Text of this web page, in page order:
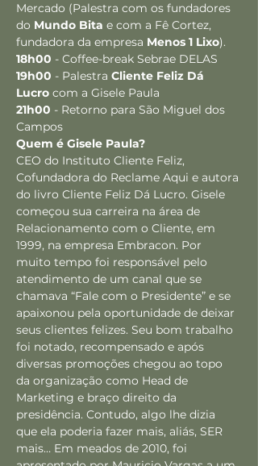
Mercado (Palestra com os fundadores
do Mundo Bita e com a Fê Cortez,
fundadora da empresa Menos 1 Lixo).
18h00 - Coffee-break Sebrae DELAS
19h00 - Palestra Cliente Feliz Dá
Lucro com a Gisele Paula
21h00 - Retorno para São Miguel dos
Campos
Quem é Gisele Paula?
CEO do Instituto Cliente Feliz,
Cofundadora do Reclame Aqui e autora
do livro Cliente Feliz Dá Lucro. Gisele
começou sua carreira na área de
Relacionamento com o Cliente, em
1999, na empresa Embracon. Por
muito tempo foi responsável pelo
atendimento de um canal que se
chamava “Fale com o Presidente” e se
apaixonou pela oportunidade de deixar
seus clientes felizes. Seu bom trabalho
foi notado, recompensado e após
diversas promoções chegou ao topo
da organização como Head de
Marketing e braço direito da
presidência. Contudo, algo lhe dizia
que ela poderia fazer mais, aliás, SER
mais… Em meados de 2010, foi